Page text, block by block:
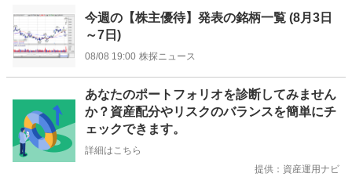
今週の【株主優待】発表の銘柄一覧 (8月3日
～7日)
08/08 19:00 株探ニュース
あなたのポートフォリオを診断してみません
か？資産配分やリスクのバランスを簡単にチ
ェックできます。
詳細はこちら
提供：資産運用ナビ